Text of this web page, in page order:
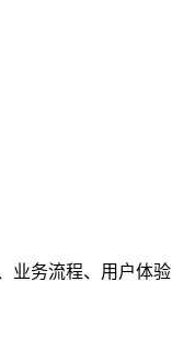
业务流程、用户体验